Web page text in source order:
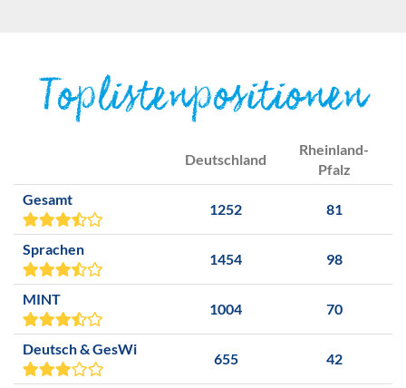
Toplistenpositionen
Deutschland
Rheinland-
Pfalz
Gesamt
1252 81
Sprachen
1454 98
MINT
1004 70
Deutsch & GesWi
655 42